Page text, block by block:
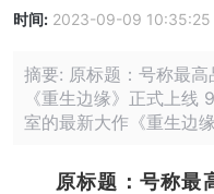
时间: 2023-09-09 10:35:25
摘要: 原标题：号称最
《重生边缘》正式上线
室的最新大作《重生边
原标题：号称最高